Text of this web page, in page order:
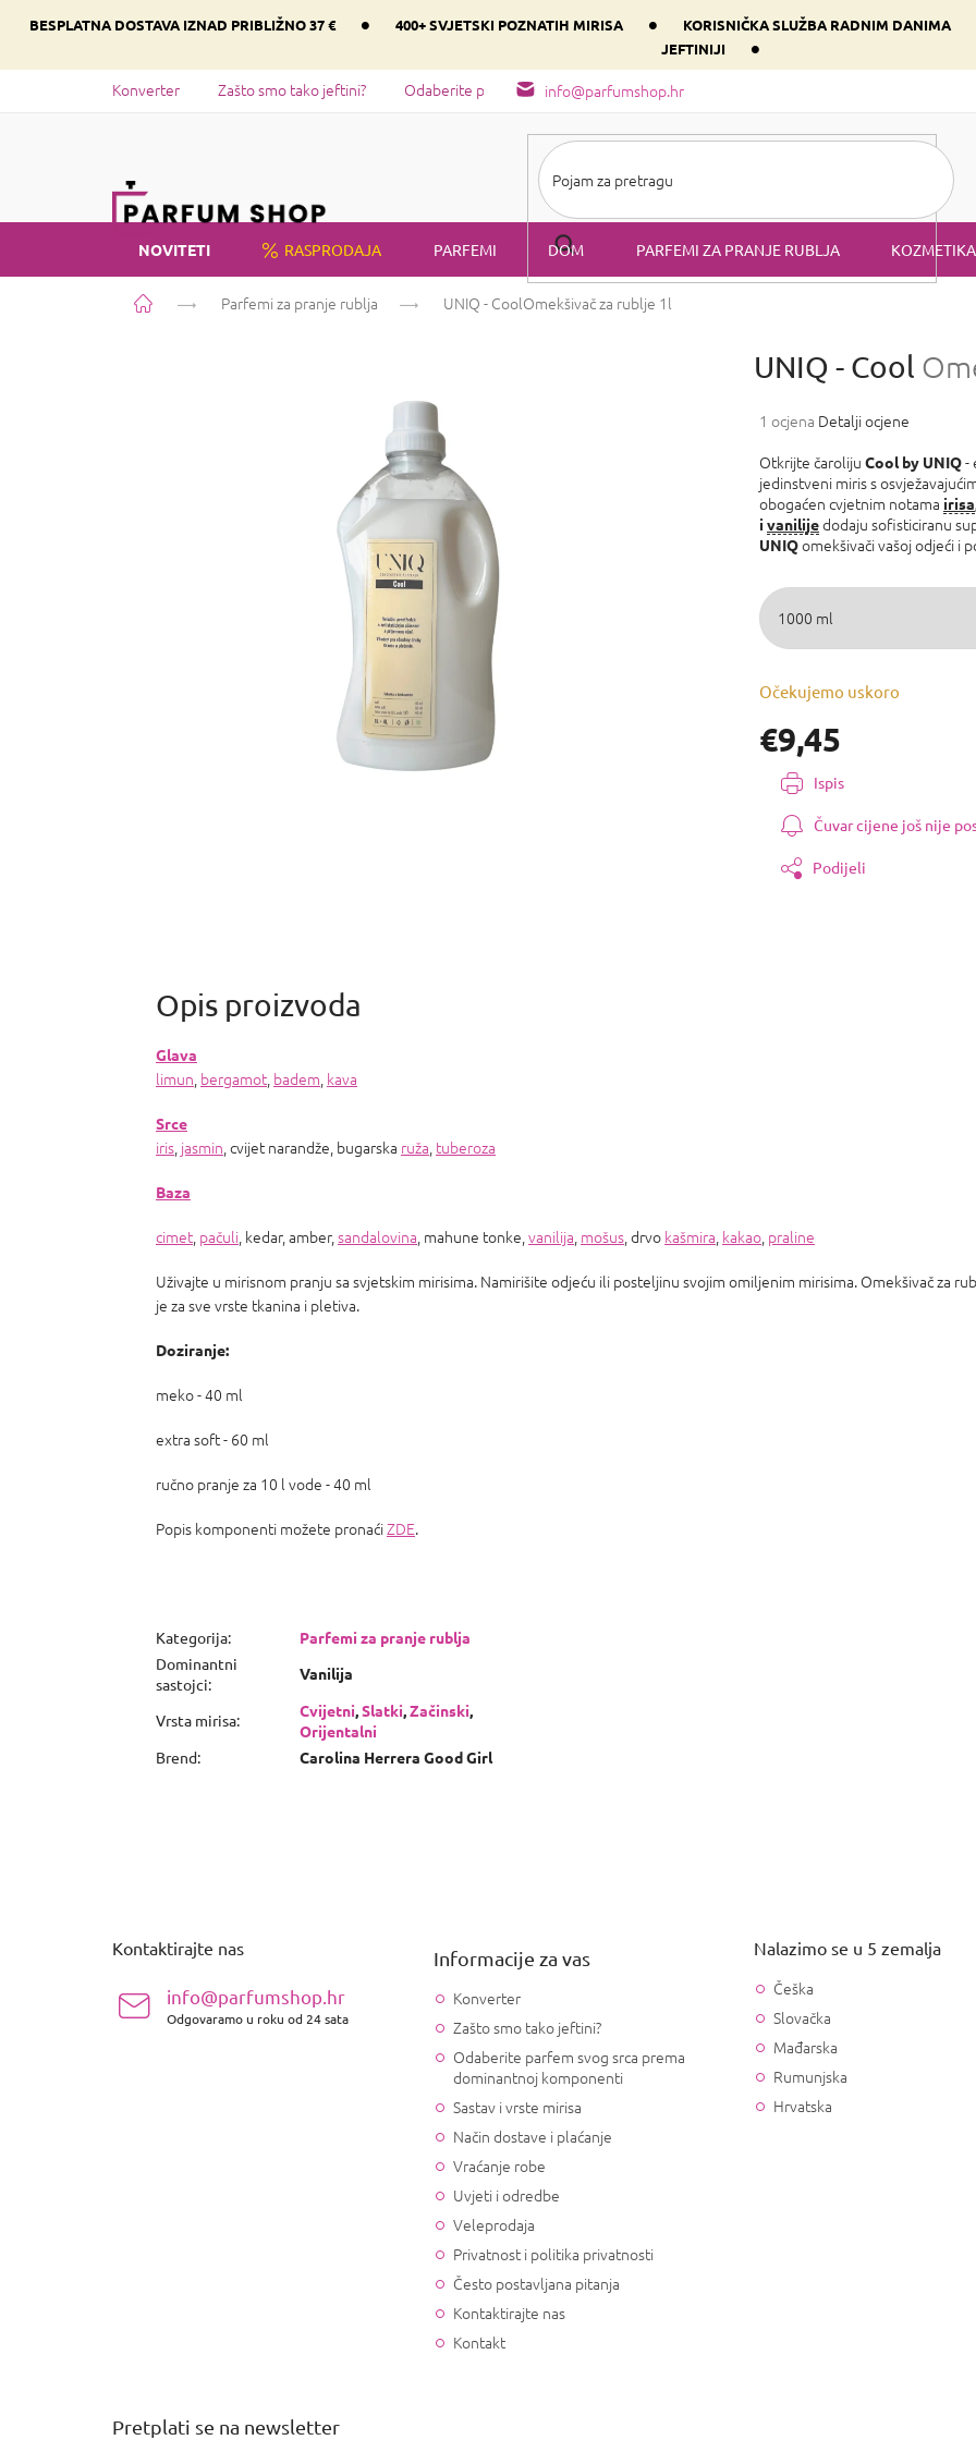
BESPLATNA DOSTAVA IZNAD PRIBLIŽNO 37 € • 400+ SVJETSKI POZNATIH MIRISA • KORISNIČKA SLUŽBA RADNIM DANIMA
JEFTINIJI
•
info@parfumshop.hr
Konverter Zašto smo tako jeftini? Odaberite parfem svog srca prema dominantnoj komponenti
NOVITETI RASPRODAJA PARFEMI DOM PARFEMI ZA PRANJE RUBLJA KOZMETIKA
Početna Parfemi za pranje rublja UNIQ - CoolOmekšivač za rublje 1l
UNIQ - Cool
Prosječna
proizvoda
je
5,0
od
5
1 ocjena Detalji ocjene
€9,45
Izmjeri
cijenu:
Očekujemo uskoro
Otkrijte čaroliju Cool by UNIQ-
jedinstveni miris s
obogaćen cvjetnim notama irisa
i vanilijedodaju sofisticiranu
UNIQomekšivači vašoj odjeći i
Ispis
Čuvar cijene još nije
Podijeli
Glava
limun bergamot badem kava
Srce
iris jasmin , cvijet narandže, bugarska ruža tuberoza
Baza
cimet pačuli , kedar, amber, sandalovina , mahune tonke, vanilija mošus , drvo kašmira kakao praline
Uživajte u mirisnom pranju sa svjetskim mirisima. Namirišite odjeću ili posteljinu svojim omiljenim mirisima. Omekšivač za
je za sve vrste tkanina i pletiva.
Doziranje:
meko - 40 ml
extra soft - 60 ml
ručno pranje za 10 l vode - 40 ml
Popis komponenti možete pronaćiZDE.
Kategorija:
Parfemi za pranje rublja
Dominantni
sastojci:
Vanilija
Vrsta mirisa: Cvijetni,Slatki,Začinski,
Orijentalni
Brend: Carolina Herrera Good Girl
Kontaktirajte nas
info@parfumshop.hr
Odgovaramo u roku od 24 sata
Informacije za vas
Konverter
Zašto smo tako jeftini?
Odaberite parfem svog srca prema
dominantnoj komponenti
Sastav i vrste mirisa
Način dostave i plaćanje
Vraćanje robe
Uvjeti i odredbe
Veleprodaja
Privatnost i politika privatnosti
Često postavljana pitanja
Kontaktirajte nas
Kontakt
Nalazimo se u 5 zemalja
Češka
Slovačka
Mađarska
Rumunjska
Hrvatska
Pretplati se na newsletter